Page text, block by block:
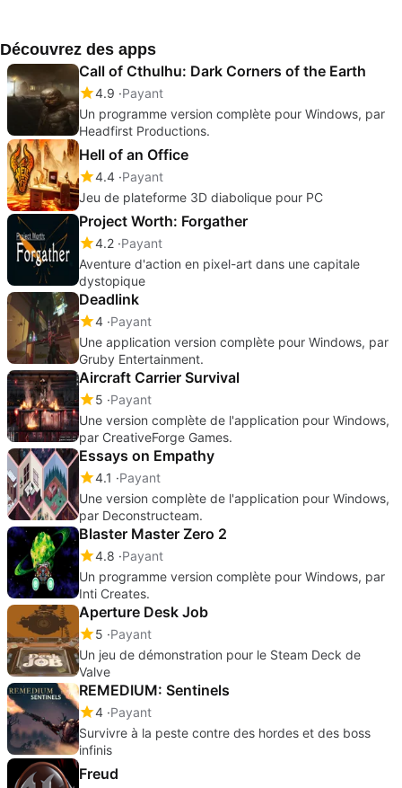
Découvrez des apps
Call of Cthulhu: Dark Corners of the Earth
4.9 Payant
Un programme version complète pour Windows, par
Headfirst Productions.
Hell of an Office
4.4 Payant
Jeu de plateforme 3D diabolique pour PC
Project Worth: Forgather
4.2 Payant
Aventure d'action en pixel-art dans une capitale
dystopique
Deadlink
4 Payant
Une application version complète pour Windows, par
Gruby Entertainment.
Aircraft Carrier Survival
5 Payant
Une version complète de l'application pour Windows,
par CreativeForge Games.
Essays on Empathy
4.1
Payant
Une version complète de l'application pour Windows,
par Deconstructeam.
Blaster Master Zero 2
4.8 Payant
Un programme version complète pour Windows, par
Inti Creates.
Aperture Desk Job
5 Payant
Un jeu de démonstration pour le Steam Deck de
Valve
REMEDIUM: Sentinels
4 Payant
Survivre à la peste contre des hordes et des boss
infinis
Freud